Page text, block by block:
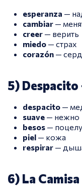
esperanza —
cambiar —
creer — верить
miedo — страх
corazón —
5)
despacito —
suave — нежно
besos —
piel — кожа
respirar —
6) La